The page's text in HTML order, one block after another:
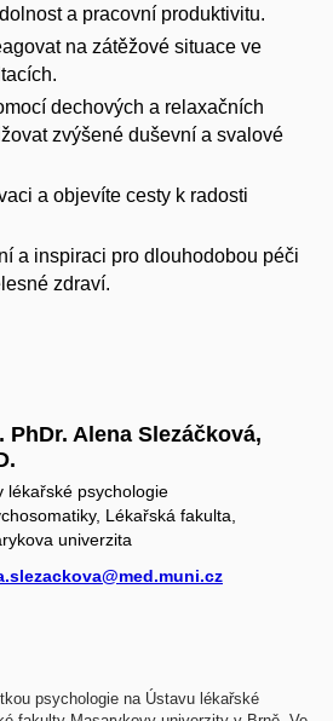
a pracovní produktivitu.
na zátěžové situace ve
dechových a relaxačních
zvýšené duševní a svalové
a objevíte cesty k radosti
a inspiraci pro dlouhodobou péči
zdraví.
PhDr. Alena Slezáčková,
lékařské psychologie
Lékařská fakulta,
univerzita
psychologie na Ústavu lékařské